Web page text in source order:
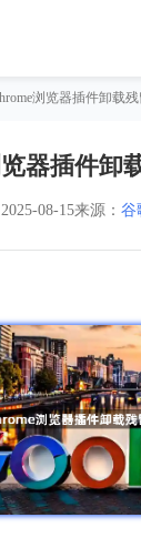
浏览器插件卸载
器插件卸
2025-08-15来源： 谷